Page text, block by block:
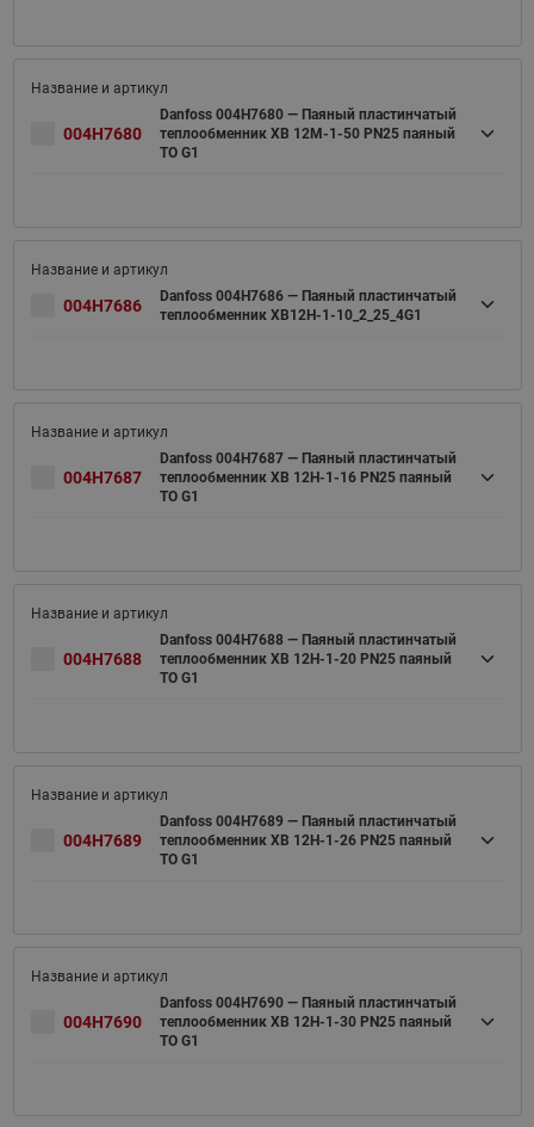
004H7680
Danfoss 004H7680 — Паяный пластинчатый
теплообменник XB 12M-1-50 PN25 паяный
ТО G1
004H7686
Danfoss 004H7686 — Паяный пластинчатый
теплообменник XB12H-1-10_2_25_4G1
004H7687
Danfoss 004H7687 — Паяный пластинчатый
теплообменник XB 12H-1-16 PN25 паяный
ТО G1
004H7688
Danfoss 004H7688 — Паяный пластинчатый
теплообменник XB 12H-1-20 PN25 паяный
ТО G1
004H7689
Danfoss 004H7689 — Паяный пластинчатый
теплообменник XB 12H-1-26 PN25 паяный
ТО G1
004H7690
Danfoss 004H7690 — Паяный пластинчатый
теплообменник XB 12H-1-30 PN25 паяный
ТО G1